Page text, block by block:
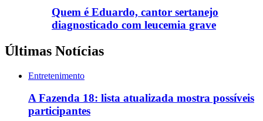
Quem é Eduardo, cantor sertanejo
diagnosticado com leucemia grave
Últimas Notícias
Entretenimento
A Fazenda 18: lista atualizada mostra possíveis
participantes